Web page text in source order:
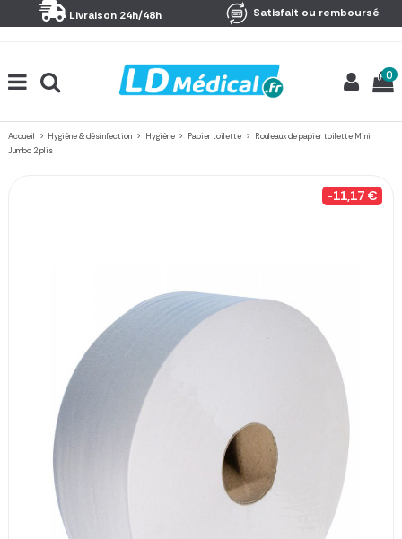
Livraison 24h/48h Satisfait ou remboursé
0
Accueil Hygiène & désinfection Hygiène Papier toilette
Rouleaux de papier toilette Mini
Jumbo 2 plis
-11,17 €
Panneau de gestion des cookies